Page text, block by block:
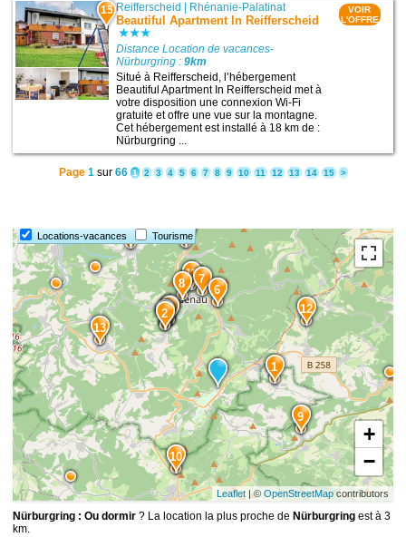
15 Reifferscheid Rhénanie-Palatinat
Beautiful Apartment In Reifferscheid
Distance Location de vacances-
Nürburgring :9km
Situé à Reifferscheid, l’hébergement
Beautiful Apartment In Reifferscheid met à
votre disposition une connexion Wi-Fi
gratuite et offre une vue sur la montagne.
Cet hébergement est installé à 18 km de :
Nürburgring ...
VOIR
L'OFFRE
Page 1sur 66 1 2 3 4 5 6 7 8 9 10 11 12 13 14 15 >
Locations-vacances Tourisme
15 14
13
12
11
10
9
8
7
6
5
43
2
1
+
−
Leaflet| © OpenStreetMapcontributors
Nürburgring : Ou dormir ? La location la plus proche de Nürburgring est à 3
km.